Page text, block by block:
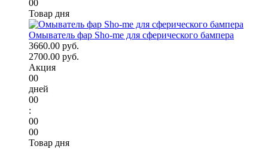
00
Товар дня
Омыватель фар Sho-me для сферического бампера
3660.00 руб.
2700.00 руб.
Акция
00
дней
00
:
00
00
Товар дня